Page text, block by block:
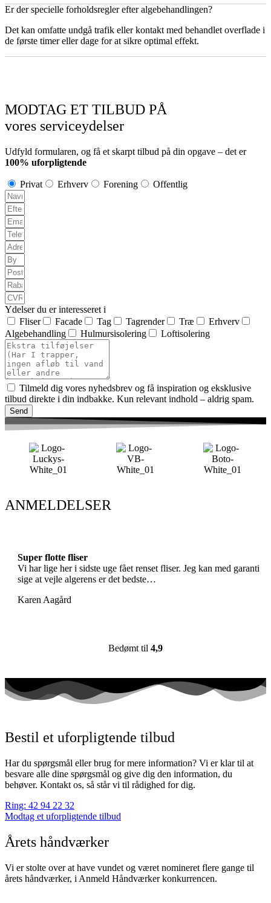
Er der specielle forholdsregler efter algebehandlingen?
Det kan omfatte undgå trafik eller kontakt med behandlet overflade i
de første timer eller dage for at sikre optimal effekt.
MODTAG ET TILBUD PÅ
vores serviceydelser
Udfyld formularen, og få et skarpt tilbud på din opgave – det er
100% uforpligtende
Privat Erhverv Forening Offentlig
Ydelser du er interesseret i
Fliser
Facade Tag Tagrender Træ
Erhverv
Algebehandling
Hulmursisolering Loftisolering
Tilmeld dig vores nyhedsbrev og få inspiration og eksklusive
tilbud direkte i din indbakke. Kun relevant indhold – aldrig spam.
Send
ANMELDELSER
Super flotte fliser
Vi har lige her i sidste uge fået renset fliser. Jeg kan med garanti
sige at vejle algerens er det bedste…
Karen Aagård
Bedømt til 4,9
Bestil et uforpligtende tilbud
Har du spørgsmål eller brug for mere information? Vi er klar til at
besvare alle dine spørgsmål og give dig den information, du
behøver. Kontakt os, så står vi til rådighed for dig.
Ring: 42 94 22 32
Modtag et uforpligtende tilbud
Årets håndværker
Vi er stolte over at have vundet og været nomineret flere gange til
årets håndværker, i Anmeld Håndværker konkurrencen.